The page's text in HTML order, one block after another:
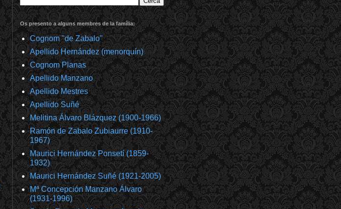
Os presento a alguns membres de la família:
Cognom "de Zabalo"
Apellido Hernández (menorquín)
Cognom Planas
Apellido Manzano
Apellido Mestres
Apellido Suñé
Melitina Álvaro Blázquez (1900-1966)
Ramón de Zabalo Zubiaurre (1910-
1967)
Maurici Hernández Ponsetí (1859-
1932)
Maurici Hernández Suñé (1921-2005)
Mª Concepción Manzano Álvaro
(1931-1996)